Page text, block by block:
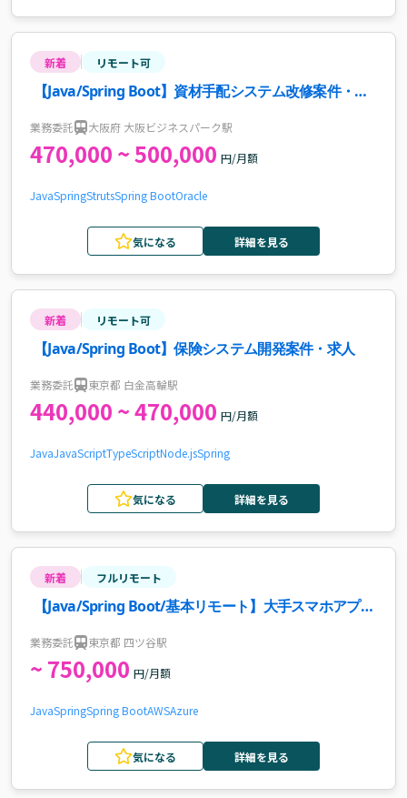
新着 リモート可
【Java/Spring Boot】資材手配システム改修案件・求
業務委託 大阪府 大阪ビジネスパーク駅
470,000 ~ 500,000 円/月額
JavaSpringStrutsSpring BootOracle
気になる 詳細を見る
新着 リモート可
【Java/Spring Boot】保険システム開発案件・求人
業務委託 東京都 白金高輪駅
440,000 ~ 470,000 円/月額
JavaJavaScriptTypeScriptNode.jsSpring
気になる 詳細を見る
新着 フルリモート
【Java/Spring Boot/基本リモート】大手スマホアプ
業務委託 東京都 四ツ谷駅
~ 750,000 円/月額
JavaSpringSpring BootAWSAzure
気になる 詳細を見る